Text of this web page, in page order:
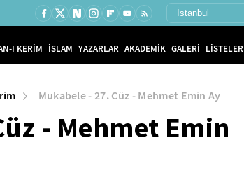
I KERİM İSLAM YAZARLAR AKADEMİK GALERİ LİSTELER
Mukabele - 27. Cüz - Mehmet Emin Ay
- Mehmet Emin